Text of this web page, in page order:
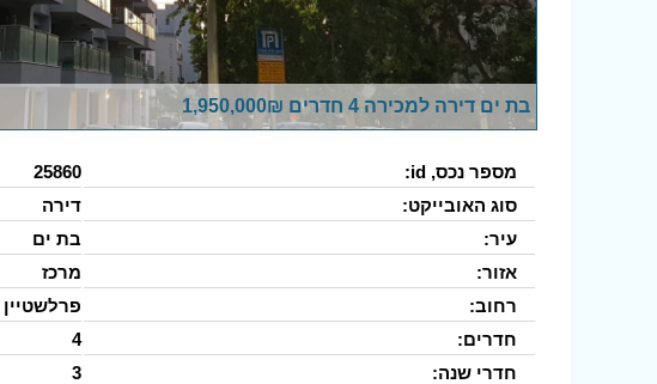
בת ים דירה למכירה 4 חדרים 1,950,000₪
מספר נכס, id:
25860
סוג האובייקט:
דירה
עיר:
בת ים
אזור:
מרכז
רחוב:
פרלשטיין
חדרים:
4
חדרי שנה:
3